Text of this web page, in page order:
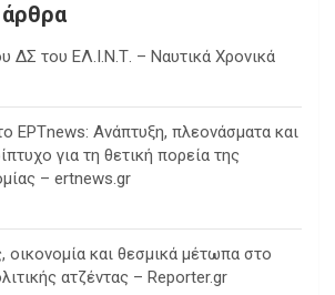
ΔΣ του ΕΛ.Ι.Ν.Τ. – Ναυτικά Χρονικά
ΕΡΤnews: Ανάπτυξη, πλεονάσματα και
για τη θετική πορεία της
– ertnews.gr
και θεσμικά μέτωπα στο
ατζέντας – Reporter.gr